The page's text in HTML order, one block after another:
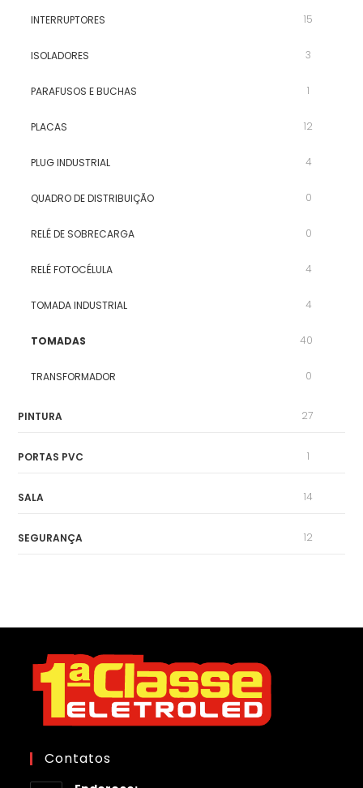
INTERRUPTORES 15
ISOLADORES 3
PARAFUSOS E BUCHAS 1
PLACAS 12
PLUG INDUSTRIAL 4
QUADRO DE DISTRIBUIÇÃO 0
RELÉ DE SOBRECARGA 0
RELÉ FOTOCÉLULA 4
TOMADA INDUSTRIAL 4
TOMADAS 40
TRANSFORMADOR 0
PINTURA 27
PORTAS PVC 1
SALA 14
SEGURANÇA 12
Contatos